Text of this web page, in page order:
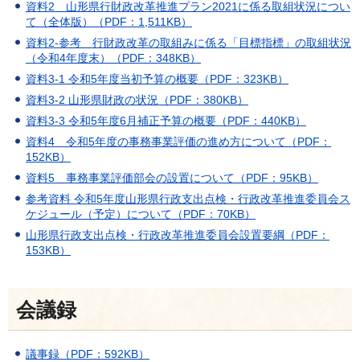
資料2 山形県行財政改革推進プラン2021に係る取組状況につい
て（全体版）（PDF：1,511KB）
資料2-参考 行財政改革の取組みに係る「目標指標」の取組状況
（令和4年度末）（PDF：348KB）
資料3-1 令和5年度当初予算の概要（PDF：323KB）
資料3-2 山形県財政の状況（PDF：380KB）
資料3-3 令和5年度6月補正予算の概要（PDF：440KB）
資料4 令和5年度の事務事業評価の進め方について（PDF：
152KB）
資料5 事務事業評価部会の設置について（PDF：95KB）
参考資料 令和5年度山形県行政支出点検・行政改革推進委員会ス
ケジュール（予定）について（PDF：70KB）
山形県行政支出点検・行政改革推進委員会設置要綱（PDF：
153KB）
会議録
議事録（PDF：592KB）